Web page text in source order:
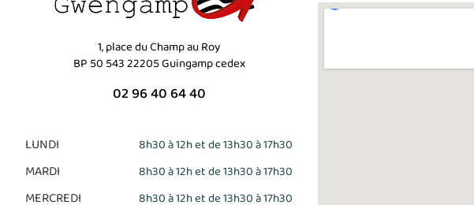
1, place du Champ au Roy
BP 50 543 22205 Guingamp cedex
02 96 40 64 40
LUNDI 8h30 à 12h et de 13h30 à 17h30
MARDI 8h30 à 12h et de 13h30 à 17h30
MERCREDI 8h30 à 12h et de 13h30 à 17h30